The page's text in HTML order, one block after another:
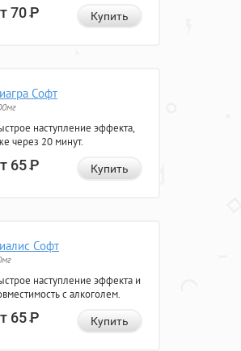
70Р Купить
Софт
наступление эффекта,
через 20 минут.
65Р Купить
Софт
наступление эффекта и
с алкоголем.
65Р Купить